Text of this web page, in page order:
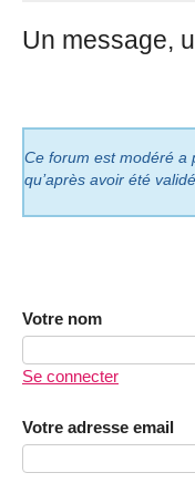
Un message,
Ce forum est modéré a
qu’après avoir été
Votre nom
Se connecter
Votre adresse email